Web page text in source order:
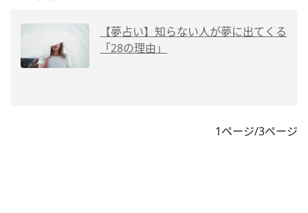
【夢占い】知らない人が夢に出てくる
「28の理由」
1ページ/3ページ